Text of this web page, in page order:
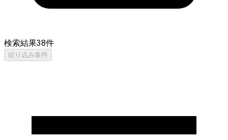
検索結果38件
絞り込み条件